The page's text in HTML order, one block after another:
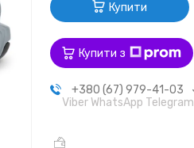
Купити
Купити з
+380 (67) 979-41-03
Viber WhatsApp Telegram